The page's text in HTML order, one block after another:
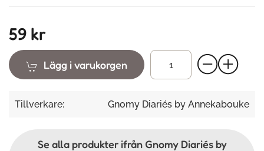
59 kr
Lägg i varukorgen
Tillverkare: Gnomy Diariés by Annekabouke
Se alla produkter ifrån Gnomy Diariés by